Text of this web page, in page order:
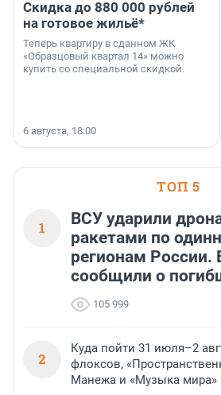
Скидка до 880 000 рублей
на готовое жильё*
Теперь квартиру в сданном ЖК
«Образцовый квартал 14» можно
купить со специальной скидкой.
6 августа, 18:00
ТОП 5
1
ВСУ ударили
ракетами по
регионам России.
сообщили о
105 999
2
Куда пойти 31 июля–2
флоксов,
Манежа и «Музыка мира»